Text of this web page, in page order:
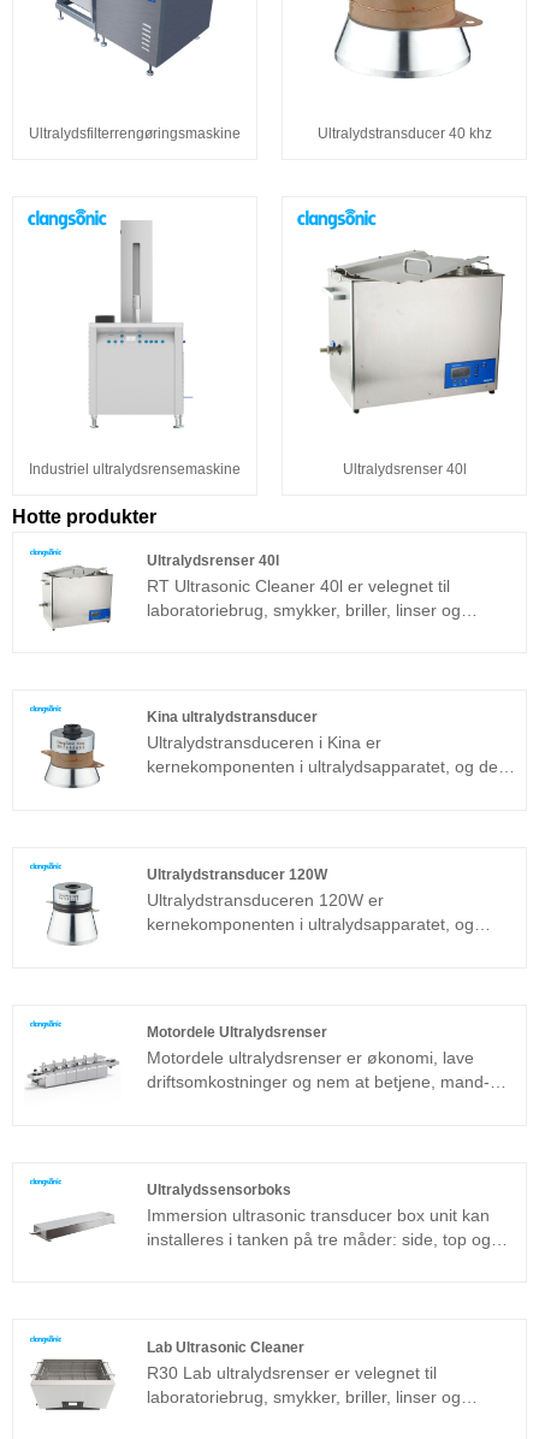
Ultralydsfilterrengøringsmaskine Ultralydstransducer 40 khz
Industriel ultralydsrensemaskine Ultralydsrenser 40l
Hotte produkter
Ultralydsrenser 40l
RT Ultrasonic Cleaner 40l er velegnet til
laboratoriebrug, smykker, briller, linser og
nem at betjene og ikke nødvendigt at debugge.
Det er meget brugt i metaldele, bildele,
elektronik og medicinsk industri osv.
Kina ultralydstransducer
Ultralydstransduceren i Kina er
kernekomponenten i ultralydsapparatet, og dets
Ultralydstransducer 120W
Ultralydstransduceren 120W er
kernekomponenten i ultralydsapparatet, og
Motordele Ultralydsrenser
Motordele ultralydsrenser er økonomi, lave
driftsomkostninger og nem at betjene, mand-
produktionsområder.
Ultralydssensorboks
Immersion ultrasonic transducer box unit kan
installeres i tanken på tre måder: side, top og
ultralydstransducerpakke i henhold til tilpasning
af specielle specifikationer.
Lab Ultrasonic Cleaner
R30 Lab ultralydsrenser er velegnet til
laboratoriebrug, smykker, briller, linser og